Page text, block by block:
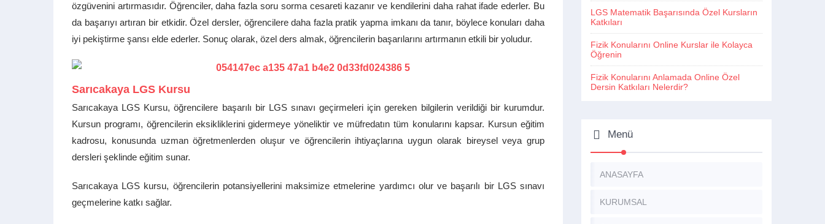
özgüvenini artırmasıdır. Öğrenciler, daha fazla soru sorma cesareti kazanır ve kendilerini daha rahat ifade ederler. Bu
da başarıyı artıran bir etkidir. Özel dersler, öğrencilere daha fazla pratik yapma imkanı da tanır, böylece konuları daha
iyi pekiştirme şansı elde ederler. Sonuç olarak, özel ders almak, öğrencilerin başarılarını artırmanın etkili bir yoludur.
Sarıcakaya LGS Kursu
Sarıcakaya LGS Kursu, öğrencilere başarılı bir LGS sınavı geçirmeleri için gereken bilgilerin verildiği bir kurumdur.
Kursun programı, öğrencilerin eksikliklerini gidermeye yöneliktir ve müfredatın tüm konularını kapsar. Kursun eğitim
kadrosu, konusunda uzman öğretmenlerden oluşur ve öğrencilerin ihtiyaçlarına uygun olarak bireysel veya grup
dersleri şeklinde eğitim sunar.
Sarıcakaya LGS kursu, öğrencilerin potansiyellerini maksimize etmelerine yardımcı olur ve başarılı bir LGS sınavı
geçmelerine katkı sağlar.
LGS Matematik Başarısında Özel Kursların
Katkıları
Fizik Konularını Online Kurslar ile Kolayca
Öğrenin
Fizik Konularını Anlamada Online Özel
Dersin Katkıları Nelerdir?
Menü
ANASAYFA
KURUMSAL